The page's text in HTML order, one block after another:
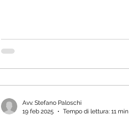
Avv. Stefano Paloschi
19 feb 2025
Tempo di lettura: 11 min